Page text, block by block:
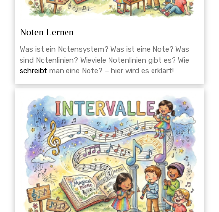
Noten Lernen
Was ist ein Notensystem? Was ist eine Note? Was
sind Notenlinien? Wieviele Notenlinien gibt es? Wie
schreibt man eine Note? – hier wird es erklärt!